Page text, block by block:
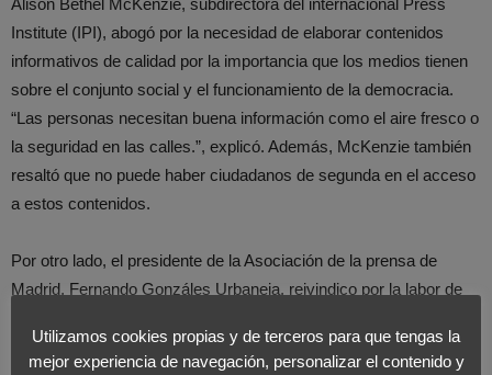
Alison Bethel McKenzie, subdirectora del internacional Press
Institute (IPI), abogó por la necesidad de elaborar contenidos
informativos de calidad por la importancia que los medios tienen
sobre el conjunto social y el funcionamiento de la democracia.
“Las personas necesitan buena información como el aire fresco o
la seguridad en las calles.”, explicó. Además, McKenzie también
resaltó que no puede haber ciudadanos de segunda en el acceso
a estos contenidos.
Por otro lado, el presidente de la Asociación de la prensa de
Madrid, Fernando Gonzáles Urbaneja, reivindico por la labor de
medios de comunicación “es un negocio de personas”.
Utilizamos cookies propias y de terceros para que tengas la
mejor experiencia de navegación, personalizar el contenido y